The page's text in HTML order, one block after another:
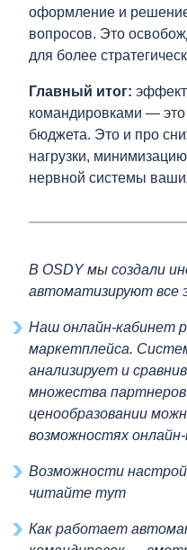
оформление и
вопросов. Это
для более
Главный итог:
командировками —
бюджета. Это и про
нагрузки,
нервной системы
В OSDY мы создали
автоматизируют все
Наш онлайн-кабинет
маркетплейса.
анализирует и
множества
ценообразовании
возможностях
Возможности
читайте тут
Как работает